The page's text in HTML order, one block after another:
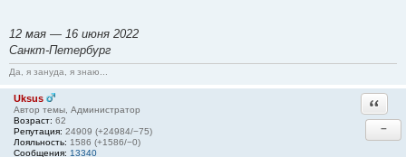
12 мая — 16 июня 2022
Санкт-Петербург
Да, я зануда, я знаю...
Uksus
Автор темы, Администратор
Возраст: 62
Репутация: 24909 (+24984/−75)
Лояльность: 1586 (+1586/−0)
Сообщения: 13340
−